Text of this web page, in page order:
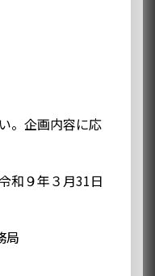
。企画内容に応
和９年３月31日
局